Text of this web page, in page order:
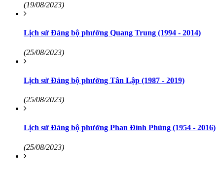
(19/08/2023)
Lịch sử Đảng bộ phường Quang Trung (1994 - 2014)
(25/08/2023)
Lịch sử Đảng bộ phường Tân Lập (1987 - 2019)
(25/08/2023)
Lịch sử Đảng bộ phường Phan Đình Phùng (1954 - 2016)
(25/08/2023)